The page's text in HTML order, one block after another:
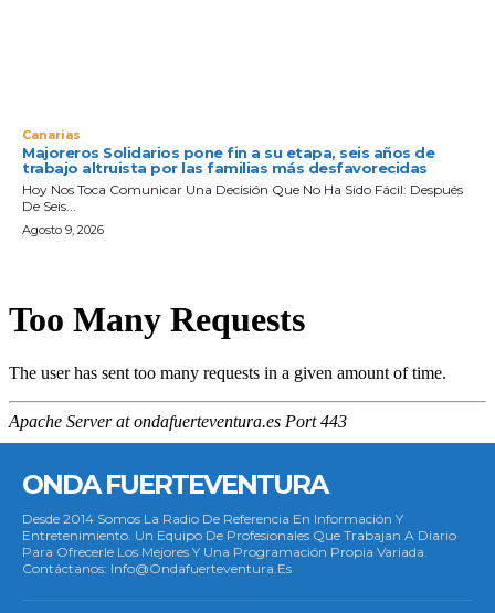
Canarias
Majoreros Solidarios pone fin a su etapa, seis años de
trabajo altruista por las familias más desfavorecidas
Hoy Nos Toca Comunicar Una Decisión Que No Ha Sido Fácil: Después
De Seis...
Agosto 9, 2026
ONDA FUERTEVENTURA
Desde 2014 Somos La Radio De Referencia En Información Y
Entretenimiento. Un Equipo De Profesionales Que Trabajan A Diario
Para Ofrecerle Los Mejores Y Una Programación Propia Variada.
Contáctanos: Info@ondafuerteventura.es